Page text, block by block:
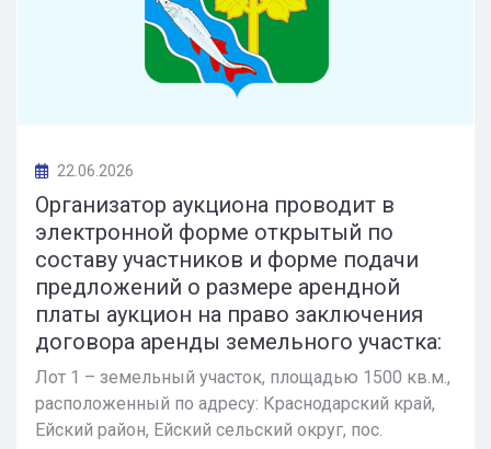
22.06.2026
Организатор аукциона проводит в
электронной форме открытый по
составу участников и форме подачи
предложений о размере арендной
платы аукцион на право заключения
договора аренды земельного участка:
Лот 1 – земельный участок, площадью 1500 кв.м.,
расположенный по адресу: Краснодарский край,
Ейский район, Ейский сельский округ, пос.